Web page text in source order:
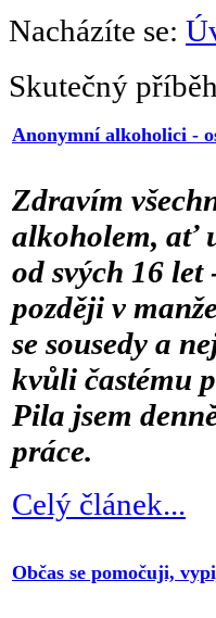
Nacházíte se:
Skutečný
Anonymní alkoholici -
Zdravím
alkoholem, ať
od svých 16 let
později v
se sousedy a
kvůli častému
Pila jsem
práce.
Celý článek...
Občas se pomočuji,